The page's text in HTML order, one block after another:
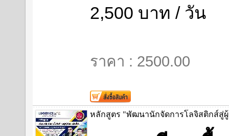
2,500 บาท / วัน
ราคา : 2500.00
หลักสูตร "พัฒนานักจัดการโลจิสติกส์สู่